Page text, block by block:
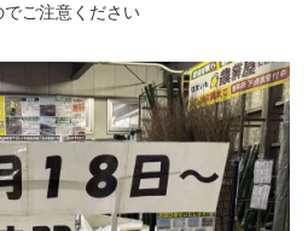
ご注意ください